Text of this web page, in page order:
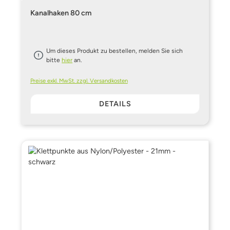
Kanalhaken 80 cm
Um dieses Produkt zu bestellen, melden Sie sich
bittehier an.
Preise exkl. MwSt. zzgl. Versandkosten
DETAILS